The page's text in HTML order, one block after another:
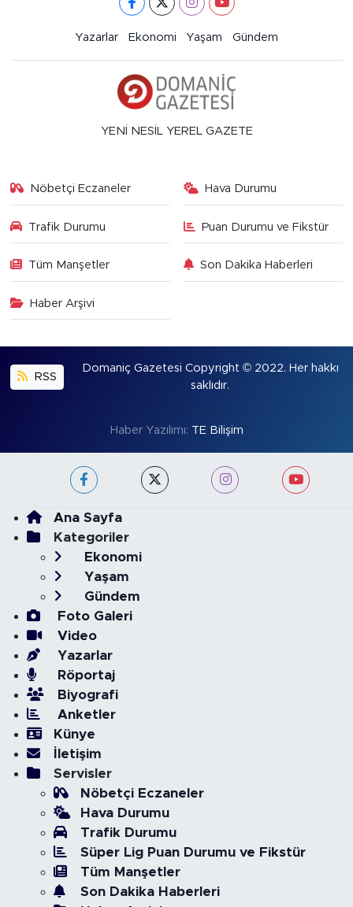
Yazarlar Ekonomi Yaşam Gündem
YENİ NESİL YEREL GAZETE
Nöbetçi Eczaneler Hava Durumu
Trafik Durumu Puan Durumu ve Fikstür
Tüm Manşetler Son Dakika Haberleri
Haber Arşivi
RSS
Domaniç Gazetesi Copyright © 2022. Her hakkı
saklıdır.
Haber Yazılımı: TE Bilişim
Ana Sayfa
Kategoriler
Ekonomi
Yaşam
Gündem
Foto Galeri
Video
Yazarlar
Röportaj
Biyografi
Anketler
Künye
İletişim
Servisler
Nöbetçi Eczaneler
Hava Durumu
Trafik Durumu
Süper Lig Puan Durumu ve Fikstür
Tüm Manşetler
Son Dakika Haberleri